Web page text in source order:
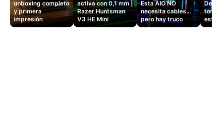
unboxing completo
y primera
impresión
activa con 0,1 mm |
Razer Huntsman
V3 HE Mini
Esta AIO NO
necesita cables…
pero hay truco
Dejé
este